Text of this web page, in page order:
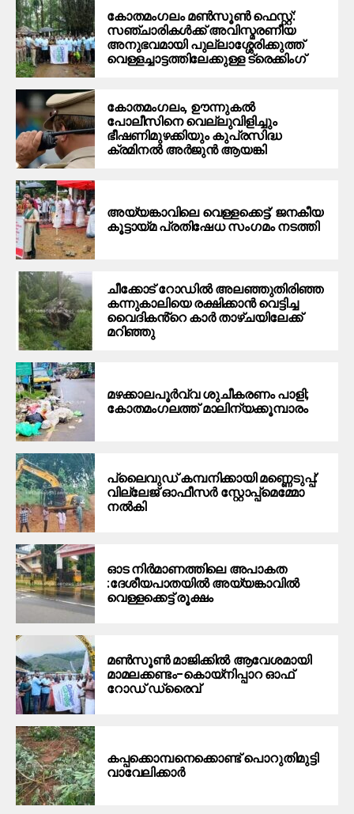
കോതമംഗലം മൺസൂൺ ഫെസ്റ്റ്:
സഞ്ചാരികൾക്ക് അവിസ്മരണീയ
അനുഭവമായി പുല്ലാശ്ശേരിക്കുത്ത്
വെള്ളച്ചാട്ടത്തിലേക്കുള്ള ട്രെക്കിംഗ്
കോതമംഗലം, ഊന്നുകൽ
പോലീസിനെ വെല്ലുവിളിച്ചും
ഭീഷണിമുഴക്കിയും കുപ്രസിദ്ധ
ക്രമിനല്‍ അര്‍ജുന്‍ ആയങ്കി
അയ്യങ്കാവിലെ വെള്ളക്കെട്ട്: ജനകീയ
കൂട്ടായ്മ പ്രതിഷേധ സംഗമം നടത്തി
ചീക്കോട് റോഡിൽ അലഞ്ഞുതിരിഞ്ഞ
കന്നുകാലിയെ രക്ഷിക്കാൻ വെട്ടിച്ച
വൈദികൻ്റെ കാർ താഴ്ചയിലേക്ക്
മറിഞ്ഞു
മഴക്കാലപൂർവ്വ ശുചീകരണം പാളി;
കോതമംഗലത്ത് മാലിന്യക്കൂമ്പാരം
പ്ലൈവുഡ് കമ്പനിക്കായി മണ്ണെടുപ്പ്:
വില്ലേജ് ഓഫീസർ സ്റ്റോപ്പ്മെമ്മോ
നൽകി
ഓട നിർമാണത്തിലെ അപാകത
:ദേശീയപാതയിൽ അയ്യങ്കാവിൽ
വെള്ളക്കെട്ട് രൂക്ഷം
മൺസൂൺ മാജിക്കിൽ ആവേശമായി
മാമലക്കണ്ടം–കൊയ്‌നിപ്പാറ ഓഫ്
റോഡ് ഡ്രൈവ്
കപ്പക്കൊമ്പനെക്കൊണ്ട് പൊറുതിമുട്ടി
വാവേലിക്കാർ